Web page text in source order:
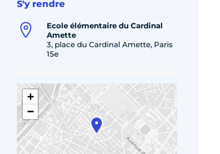
S'y rendre
Ecole élémentaire du Cardinal
Amette
3, place du Cardinal Amette, Paris
15e
+
−